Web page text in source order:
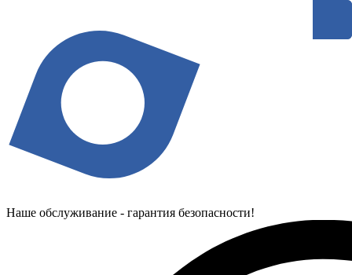
Наше обслуживание - гарантия безопасности!